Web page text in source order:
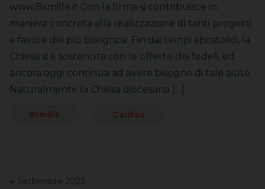
www.8xmille.it Con la firma si contribuisce in
maniera concreta alla realizzazione di tanti progetti
a favore dei più bisognosi. Fin dai tempi apostolici, la
Chiesa si è sostenuta con le offerte dei fedeli, ed
ancora oggi continua ad avere bisogno di tale aiuto.
Naturalmente la Chiesa diocesana […]
8xmille Caritas
4 Settembre 2023